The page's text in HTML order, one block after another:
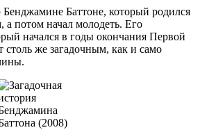
Баттоне, который родился
а потом начал молодеть. Его
начался в годы окончания Первой
же загадочным, как и само